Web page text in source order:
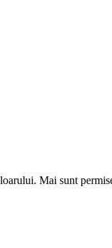
Mai sunt